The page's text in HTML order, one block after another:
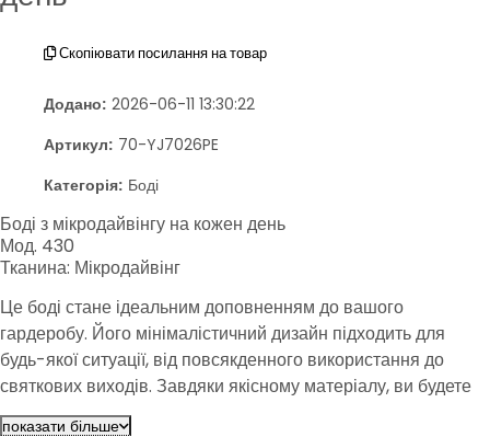
Скопіювати посилання на товар
Додано: 2026-06-11 13:30:22
Артикул: 70-YJ7026PE
Категорія: Боді
Боді з мікродайвінгу на кожен день
Мод. 430
Тканина: Мікродайвінг
Це боді стане ідеальним доповненням до вашого
гардеробу. Його мінімалістичний дизайн підходить для
будь-якої ситуації, від повсякденного використання до
святкових виходів. Завдяки якісному матеріалу, ви будете
почуватися комфортно протягом усього дня.
показати більше